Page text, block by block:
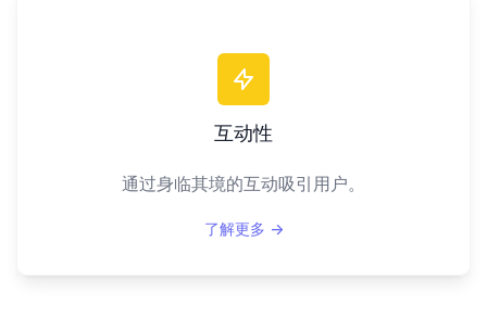
互动性
通过身临其境的互动吸引用户。
了解更多 →